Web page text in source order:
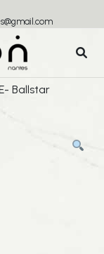
Ballstar